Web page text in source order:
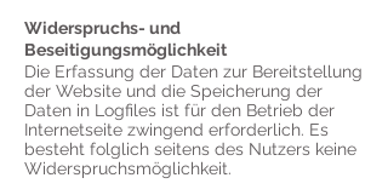
Widerspruchs- und
Beseitigungsmöglichkeit
Die Erfassung der Daten zur Bereitstellung
der Website und die Speicherung der
Daten in Logfiles ist für den Betrieb der
Internetseite zwingend erforderlich. Es
besteht folglich seitens des Nutzers keine
Widerspruchsmöglichkeit.